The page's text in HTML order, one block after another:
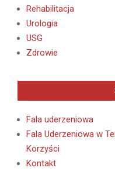
Rehabilitacja
Urologia
USG
Zdrowie
Fala uderzeniowa
Fala Uderzeniowa w
Korzyści
Kontakt